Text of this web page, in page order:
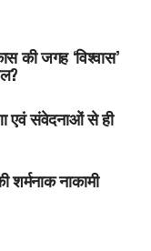
की जगह ‘विश्वास’
एवं संवेदनाओं से ही
नाकामी